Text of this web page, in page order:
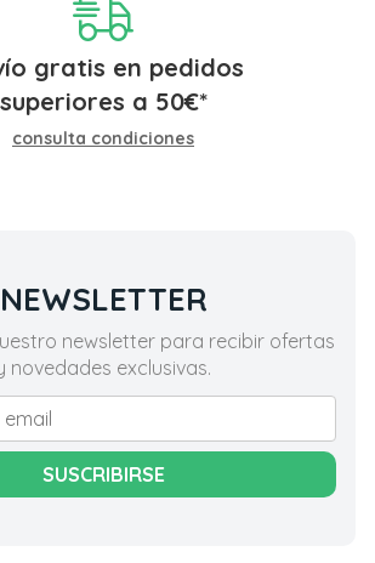
gratis en pedidos
superiores a 50€*
consulta condiciones
NEWSLETTER
newsletter para recibir ofertas
novedades exclusivas.
SUSCRIBIRSE